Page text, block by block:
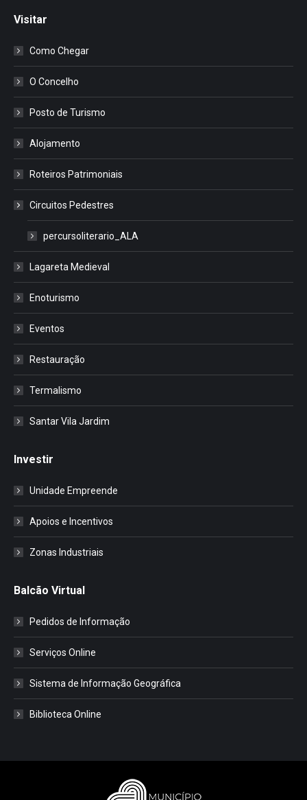
Visitar
Como Chegar
O Concelho
Posto de Turismo
Alojamento
Roteiros Patrimoniais
Circuitos Pedestres
percursoliterario_ALA
Lagareta Medieval
Enoturismo
Eventos
Restauração
Termalismo
Santar Vila Jardim
Investir
Unidade Empreende
Apoios e Incentivos
Zonas Industriais
Balcão Virtual
Pedidos de Informação
Serviços Online
Sistema de Informação Geográfica
Biblioteca Online